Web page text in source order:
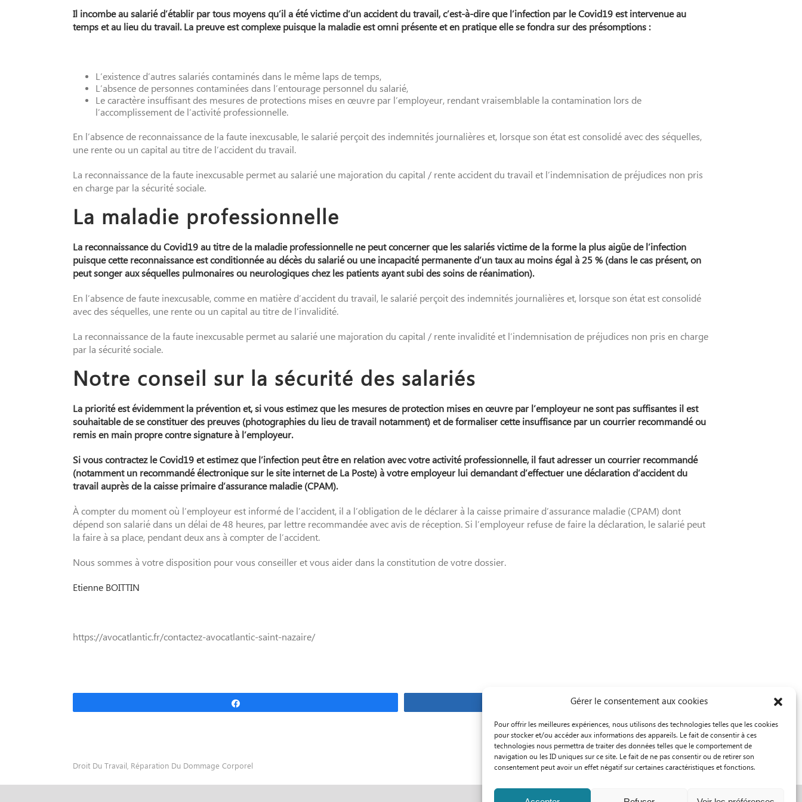
Gérer le consentement aux cookies
Pour offrir les meilleures expériences, nous utilisons des technologies telles que les cookies
pour stocker et/ou accéder aux informations des appareils. Le fait de consentir à ces
technologies nous permettra de traiter des données telles que le comportement de
navigation ou les ID uniques sur ce site. Le fait de ne pas consentir ou de retirer son
consentement peut avoir un effet négatif sur certaines caractéristiques et fonctions.
Il incombe au salarié d’établir par tous moyens qu’il a été victime d’un accident du travail, c’est-à-dire que l’infection par le Covid19 est intervenue au
temps et au lieu du travail. La preuve est complexe puisque la maladie est omni présente et en pratique elle se fondra sur des présomptions :
L’existence d’autres salariés contaminés dans le même laps de temps,
L’absence de personnes contaminées dans l’entourage personnel du salarié,
Le caractère insuffisant des mesures de protections mises en œuvre par l’employeur, rendant vraisemblable la contamination lors de
l’accomplissement de l’activité professionnelle.
En l’absence de reconnaissance de la faute inexcusable, le salarié perçoit des indemnités journalières et, lorsque son état est consolidé avec des séquelles,
une rente ou un capital au titre de l’accident du travail.
La reconnaissance de la faute inexcusable permet au salarié une majoration du capital / rente accident du travail et l’indemnisation de préjudices non pris
en charge par la sécurité sociale.
La maladie professionnelle
La reconnaissance du Covid19 au titre de la maladie professionnelle ne peut concerner que les salariés victime de la forme la plus aigüe de l’infection
puisque cette reconnaissance est conditionnée au décès du salarié ou une incapacité permanente d’un taux au moins égal à 25 % (dans le cas présent, on
peut songer aux séquelles pulmonaires ou neurologiques chez les patients ayant subi des soins de réanimation).
En l’absence de faute inexcusable, comme en matière d’accident du travail, le salarié perçoit des indemnités journalières et, lorsque son état est consolidé
avec des séquelles, une rente ou un capital au titre de l’invalidité.
La reconnaissance de la faute inexcusable permet au salarié une majoration du capital / rente invalidité et l’indemnisation de préjudices non pris en charge
par la sécurité sociale.
Notre conseil sur la sécurité des salariés
La priorité est évidemment la prévention et, si vous estimez que les mesures de protection mises en œuvre par l’employeur ne sont pas suffisantes il est
souhaitable de se constituer des preuves (photographies du lieu de travail notamment) et de formaliser cette insuffisance par un courrier recommandé ou
remis en main propre contre signature à l’employeur.
Si vous contractez le Covid19 et estimez que l’infection peut être en relation avec votre activité professionnelle, il faut adresser un courrier recommandé
(notamment un recommandé électronique sur le site internet de La Poste) à votre employeur lui demandant d’effectuer une déclaration d’accident du
travail auprès de la caisse primaire d’assurance maladie (CPAM).
À compter du moment où l’employeur est informé de l’accident, il a l’obligation de le déclarer à la caisse primaire d’assurance maladie (CPAM) dont
dépend son salarié dans un délai de 48 heures, par lettre recommandée avec avis de réception. Si l’employeur refuse de faire la déclaration, le salarié peut
la faire à sa place, pendant deux ans à compter de l’accident.
Nous sommes à votre disposition pour vous conseiller et vous aider dans la constitution de votre dossier.
Etienne BOITTIN
https://avocatlantic.fr/contactez-avocatlantic-saint-nazaire/
Partagez
Droit Du Travail, Réparation Du Dommage Corporel